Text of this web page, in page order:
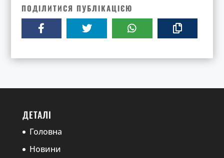
ПОДІЛИТИСЯ ПУБЛІКАЦІЄЮ
ДЕТАЛІ
Головна
Новини